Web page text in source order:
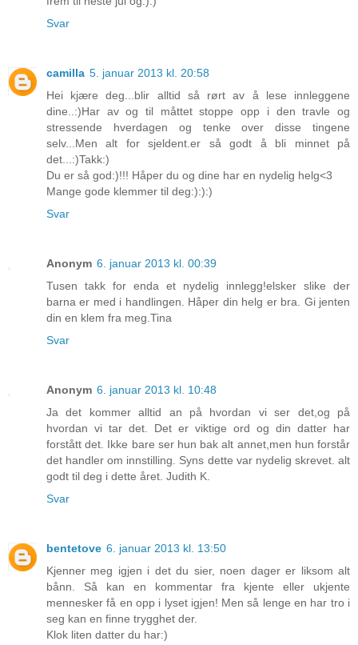
Svar
camilla 5. januar 2013 kl. 20:58
Hei kjære deg...blir alltid så rørt av å lese innleggene
dine..:)Har av og til måttet stoppe opp i den travle og
stressende hverdagen og tenke over disse tingene
selv...Men alt for sjeldent.er så godt å bli minnet på
det...:)Takk:)
Du er så god:)!!! Håper du og dine har en nydelig helg<3
Mange gode klemmer til deg:):):)
Svar
Anonym 6. januar 2013 kl. 00:39
Tusen takk for enda et nydelig innlegg!elsker slike der
barna er med i handlingen. Håper din helg er bra. Gi jenten
din en klem fra meg.Tina
Svar
Anonym 6. januar 2013 kl. 10:48
Ja det kommer alltid an på hvordan vi ser det,og på
hvordan vi tar det. Det er viktige ord og din datter har
forstått det. Ikke bare ser hun bak alt annet,men hun forstår
det handler om innstilling. Syns dette var nydelig skrevet. alt
godt til deg i dette året. Judith K.
Svar
bentetove 6. januar 2013 kl. 13:50
Kjenner meg igjen i det du sier, noen dager er liksom alt
bånn. Så kan en kommentar fra kjente eller ukjente
mennesker få en opp i lyset igjen! Men så lenge en har tro i
seg kan en finne trygghet der.
Klok liten datter du har:)